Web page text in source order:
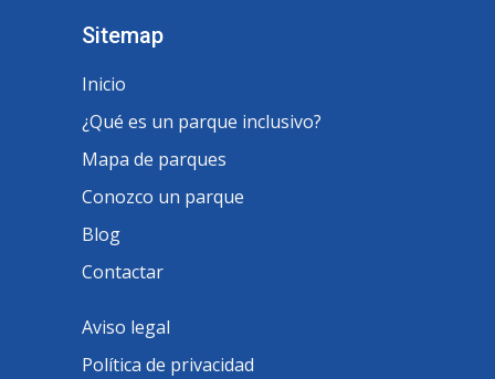
Sitemap
Inicio
¿Qué es un parque inclusivo?
Mapa de parques
Conozco un parque
Blog
Contactar
Aviso legal
Política de privacidad